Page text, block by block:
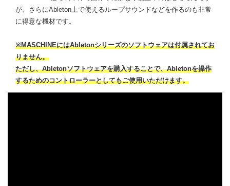
が、さらにAbleton上で使えるループサウンドなどを作るのも非常
に得意な機材です。
※MASCHINEにはAbletonシリーズのソフトウェアは付属されてお
りません。
ただし、Abletonソフトウェアを購入することで、Abletonを操作
するためのコントローラーとしてもご使用いただけます。